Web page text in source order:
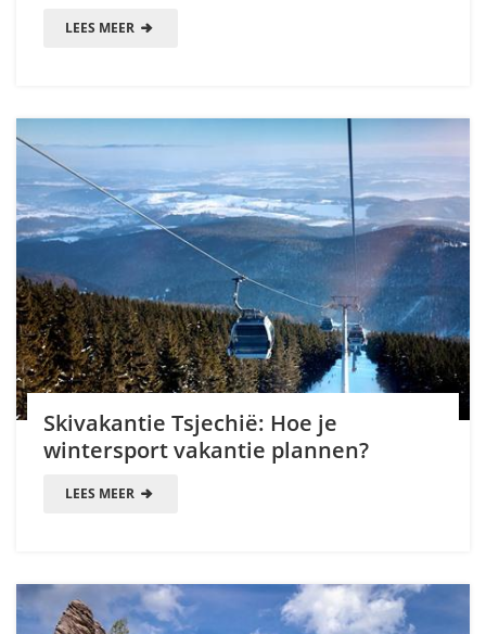
LEES MEER
Skivakantie Tsjechië: Hoe je
wintersport vakantie plannen?
LEES MEER